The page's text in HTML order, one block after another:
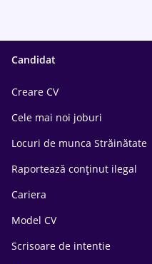
Candidat
Creare CV
Cele mai noi joburi
Locuri de munca Străinătate
Raportează conținut ilegal
Cariera
Model CV
Scrisoare de intentie